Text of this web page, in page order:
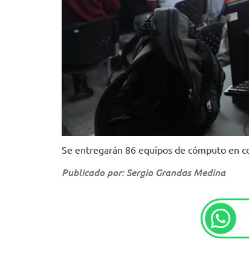
Se entregarán 86 equipos de cómputo en
Publicado por: Sergio Grandas Medina